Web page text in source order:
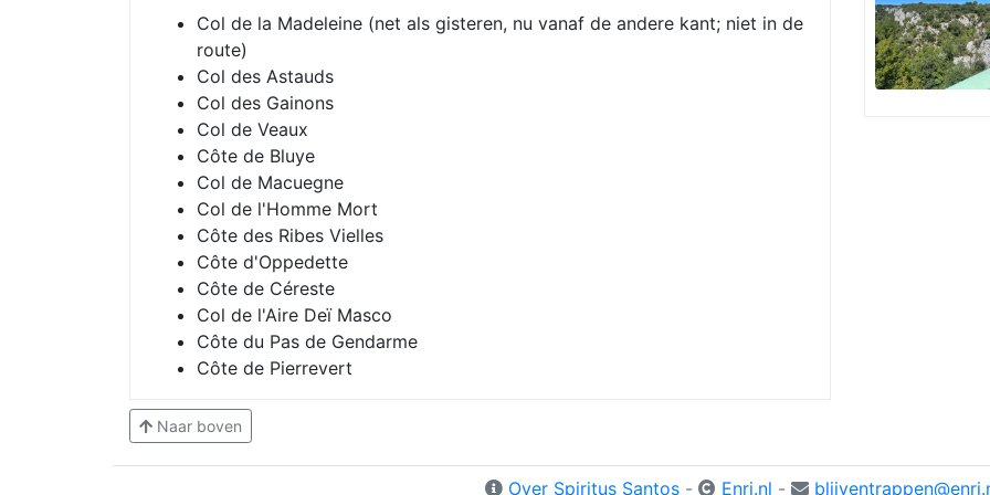
Col de la Madeleine (net als gisteren, nu vanaf de andere kant; niet in de
route)
Col des Astauds
Col des Gainons
Col de Veaux
Côte de Bluye
Col de Macuegne
Col de l'Homme Mort
Côte des Ribes Vielles
Côte d'Oppedette
Côte de Céreste
Col de l'Aire Deï Masco
Côte du Pas de Gendarme
Côte de Pierrevert
Naar boven
Over Spiritus Santos - Enri.nl -